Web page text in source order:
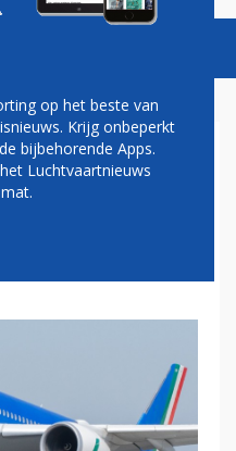
VAN
DOOR
op het beste van
Krijg onbeperkt
bijbehorende Apps.
Luchtvaartnieuws